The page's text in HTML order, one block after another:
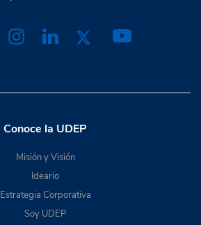
Conoce la UDEP
Misión y Visión
Ideario
Estrategia Corporativa
Soy UDEP